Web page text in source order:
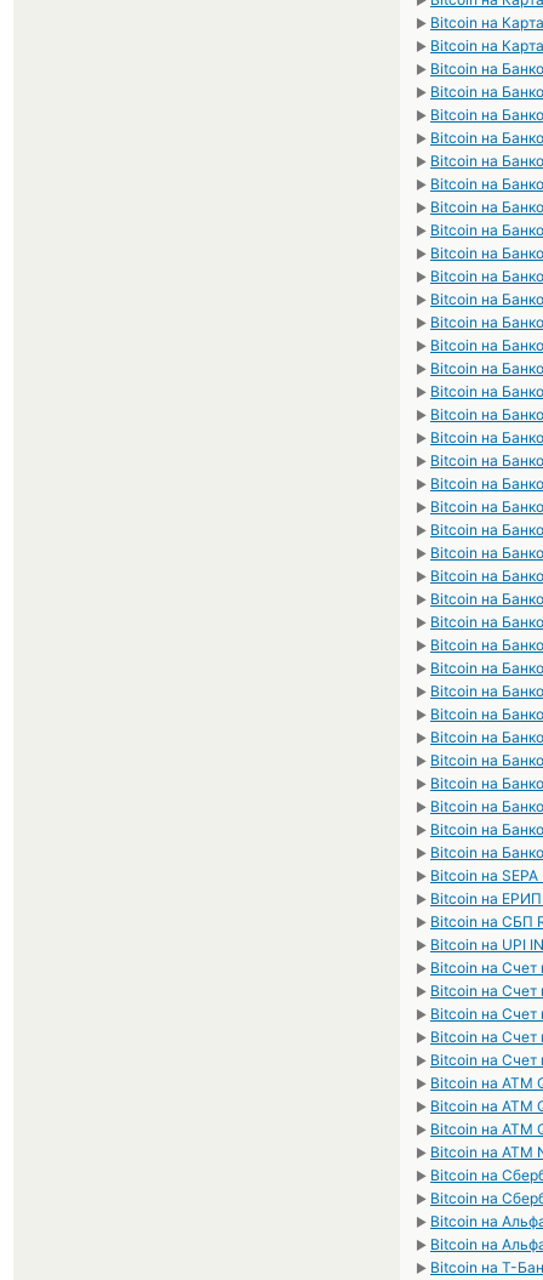
► Bitcoin на
► Bitcoin на
► Bitcoin на
► Bitcoin на
► Bitcoin на
► Bitcoin на
► Bitcoin на
► Bitcoin на
► Bitcoin на
► Bitcoin на
► Bitcoin на
► Bitcoin на
► Bitcoin на
► Bitcoin на
► Bitcoin на
► Bitcoin на
► Bitcoin на
► Bitcoin на
► Bitcoin на
► Bitcoin на
► Bitcoin на
► Bitcoin на
► Bitcoin на
► Bitcoin на
► Bitcoin на
► Bitcoin на
► Bitcoin на
► Bitcoin на
► Bitcoin на
► Bitcoin на
► Bitcoin на
► Bitcoin на
► Bitcoin на
► Bitcoin на
► Bitcoin на
► Bitcoin на
► Bitcoin на
► Bitcoin на SEPA
► Bitcoin на ЕРИП
► Bitcoin на СБП
► Bitcoin на UPI
► Bitcoin на Счет
► Bitcoin на Счет
► Bitcoin на Счет
► Bitcoin на Счет
► Bitcoin на Счет
► Bitcoin на ATM
► Bitcoin на ATM
► Bitcoin на ATM
► Bitcoin на ATM
► Bitcoin на
► Bitcoin на
► Bitcoin на
► Bitcoin на
► Bitcoin на Т-